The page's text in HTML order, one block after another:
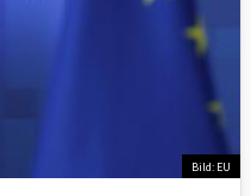
Bild: EU